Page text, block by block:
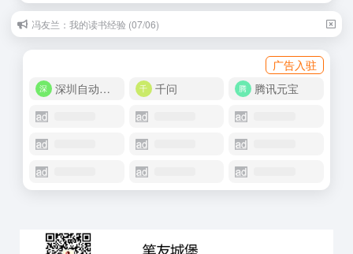
冯友兰：我的读书经验 (07/06)
广告入驻
深圳自动化商城
千问 腾讯元宝